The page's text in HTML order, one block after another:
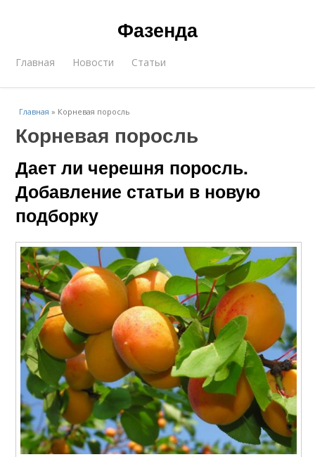
Фазенда
Главная Новости Статьи
Главная » Корневая поросль
Корневая поросль
Дает ли черешня поросль.
Добавление статьи в новую
подборку